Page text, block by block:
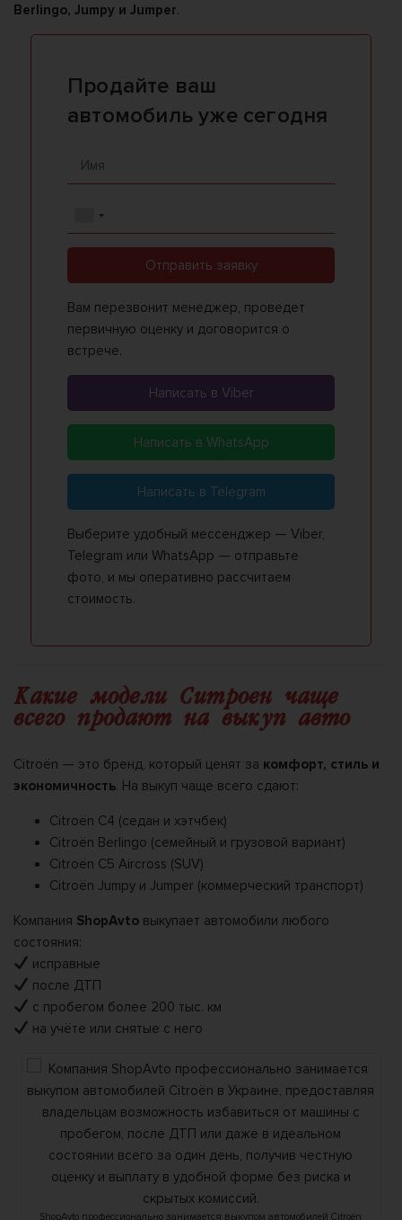
Berlingo, Jumpy и Jumper.
Продайте ваш
автомобиль уже сегодня
Отправить заявку
Вам перезвонит менеджер, проведет
первичную оценку и договорится о
встрече.
Написать в Viber
Написать в WhatsApp
Написать в Telegram
Выберите удобный мессенджер — Viber,
Telegram или WhatsApp — отправьте
фото, и мы оперативно рассчитаем
стоимость.
Какие модели Ситроен чаще
всего продают на выкуп авто
Citroën — это бренд, который ценят за комфорт, стиль и
экономичность. На выкуп чаще всего сдают:
Citroën C4 (седан и хэтчбек)
Citroën Berlingo (семейный и грузовой вариант)
Citroën C5 Aircross (SUV)
Citroën Jumpy и Jumper (коммерческий транспорт)
Компания ShopAvto выкупает автомобили любого
состояния:
исправные
после ДТП
с пробегом более 200 тыс. км
на учёте или снятые с него
ShopAvto профессионально занимается выкупом автомобилей Citroën